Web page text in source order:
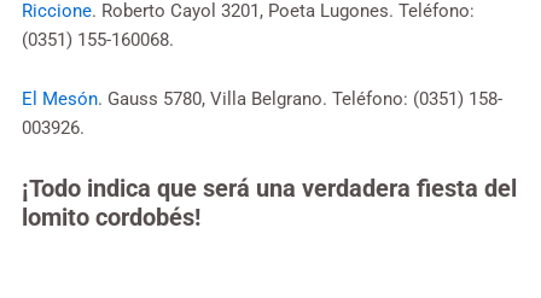
Riccione. Roberto Cayol 3201, Poeta Lugones. Teléfono:
(0351) 155-160068.
El Mesón. Gauss 5780, Villa Belgrano. Teléfono: (0351) 158-
003926.
¡Todo indica que será una verdadera fiesta del
lomito cordobés!